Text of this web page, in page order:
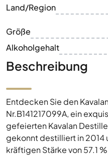
Land/Region
Größe
Alkoholgehalt
Beschreibung
Entdecken Sie den
Nr.B141217099A, ein
gefeierten Kavalan
gekonnt destilliert in
kräftigen Stärke von 57.1